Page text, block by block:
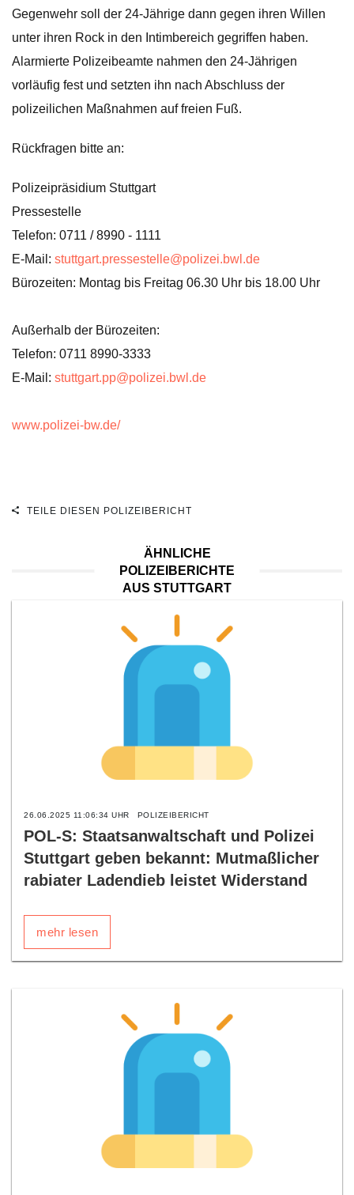
Gegenwehr soll der 24-Jährige dann gegen ihren Willen
unter ihren Rock in den Intimbereich gegriffen haben.
Alarmierte Polizeibeamte nahmen den 24-Jährigen
vorläufig fest und setzten ihn nach Abschluss der
polizeilichen Maßnahmen auf freien Fuß.
Rückfragen bitte an:
Polizeipräsidium Stuttgart
Pressestelle
Telefon: 0711 / 8990 - 1111
E-Mail: stuttgart.pressestelle@polizei.bwl.de
Bürozeiten: Montag bis Freitag 06.30 Uhr bis 18.00 Uhr
Außerhalb der Bürozeiten:
Telefon: 0711 8990-3333
E-Mail: stuttgart.pp@polizei.bwl.de
www.polizei-bw.de/
TEILE DIESEN POLIZEIBERICHT
ÄHNLICHE
POLIZEIBERICHTE
AUS STUTTGART
26.06.2025 11:06:34 UHR POLIZEIBERICHT
POL-S: Staatsanwaltschaft und Polizei
Stuttgart geben bekannt: Mutmaßlicher
rabiater Ladendieb leistet Widerstand
mehr lesen